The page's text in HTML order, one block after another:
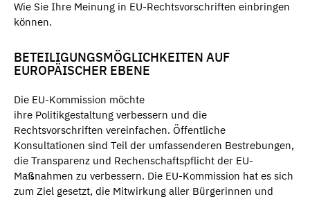
Wie Sie Ihre Meinung in EU-Rechtsvorschriften einbringen
können.
BETEILIGUNGSMÖGLICHKEITEN AUF
EUROPÄISCHER EBENE
Die EU-Kommission möchte
ihre Politikgestaltung verbessern und die
Rechtsvorschriften vereinfachen. Öffentliche
Konsultationen sind Teil der umfassenderen Bestrebungen,
die Transparenz und Rechenschaftspflicht der EU-
Maßnahmen zu verbessern. Die EU-Kommission hat es sich
zum Ziel gesetzt, die Mitwirkung aller Bürgerinnen und